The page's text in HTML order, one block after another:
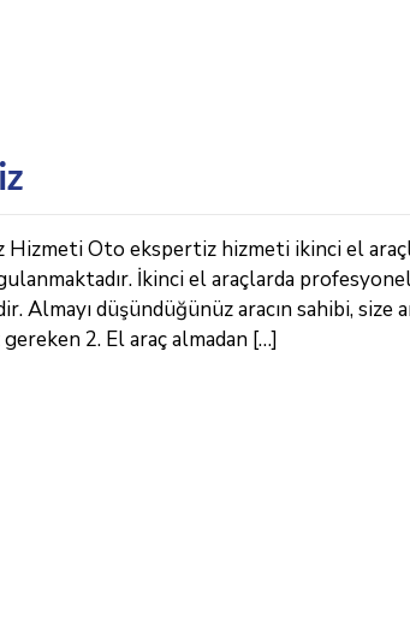
Oto ekspertiz hizmeti ikinci el
İkinci el araçlarda
düşündüğünüz aracın sahibi, size
2. El araç almadan […]